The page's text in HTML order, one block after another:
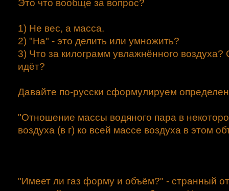
Это что вообще за вопрос?
1) Не вес, а масса.
2) "На" - это делить или умножить?
3) Что за килограмм увлажнённого воздуха?
идёт?
Давайте по-русски сформулируем
"Отношение массы водяного пара в
воздуха (в г) ко всей массе воздуха в этом
"Имеет ли газ форму и объём?" - странный